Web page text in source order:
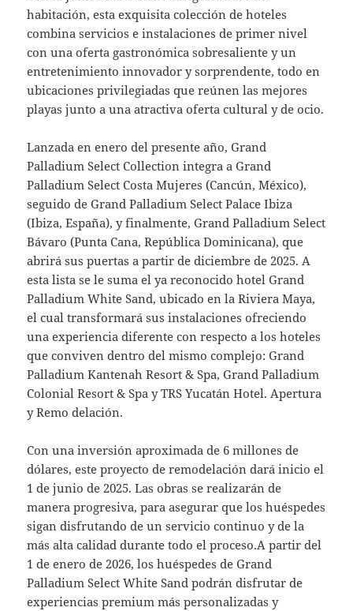
habitación, esta exquisita colección de hoteles
combina servicios e instalaciones de primer nivel
con una oferta gastronómica sobresaliente y un
entretenimiento innovador y sorprendente, todo en
ubicaciones privilegiadas que reúnen las mejores
playas junto a una atractiva oferta cultural y de ocio.
Lanzada en enero del presente año, Grand
Palladium Select Collection integra a Grand
Palladium Select Costa Mujeres (Cancún, México),
seguido de Grand Palladium Select Palace Ibiza
(Ibiza, España), y finalmente, Grand Palladium Select
Bávaro (Punta Cana, República Dominicana), que
abrirá sus puertas a partir de diciembre de 2025. A
esta lista se le suma el ya reconocido hotel Grand
Palladium White Sand, ubicado en la Riviera Maya,
el cual transformará sus instalaciones ofreciendo
una experiencia diferente con respecto a los hoteles
que conviven dentro del mismo complejo: Grand
Palladium Kantenah Resort & Spa, Grand Palladium
Colonial Resort & Spa y TRS Yucatán Hotel. Apertura
y Remo delación.
Con una inversión aproximada de 6 millones de
dólares, este proyecto de remodelación dará inicio el
1 de junio de 2025. Las obras se realizarán de
manera progresiva, para asegurar que los huéspedes
sigan disfrutando de un servicio continuo y de la
más alta calidad durante todo el proceso.A partir del
1 de enero de 2026, los huéspedes de Grand
Palladium Select White Sand podrán disfrutar de
experiencias premium más personalizadas y